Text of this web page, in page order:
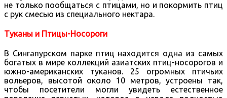
не только пообщаться с птицами, но и покормить птиц
с рук смесью из специального нектара.
Туканы и Птицы-Носороги
В Сингапурском парке птиц находится одна из самых
богатых в мире коллекций азиатских птиц-носорогов и
южно-американских туканов. 25 огромных птичьих
вольеров, высотой около 10 метров, устроены так,
чтобы посетители могли увидеть естественное